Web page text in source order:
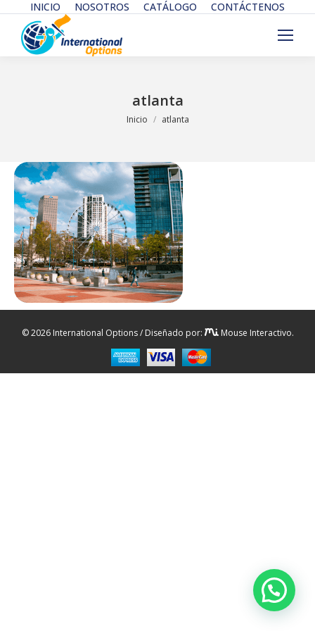
INICIO NOSOTROS CATÁLOGO CONTÁCTENOS
atlanta
Estás aquí:
Inicio atlanta
© 2026 International Options / Diseñado por: Mouse Interactivo.